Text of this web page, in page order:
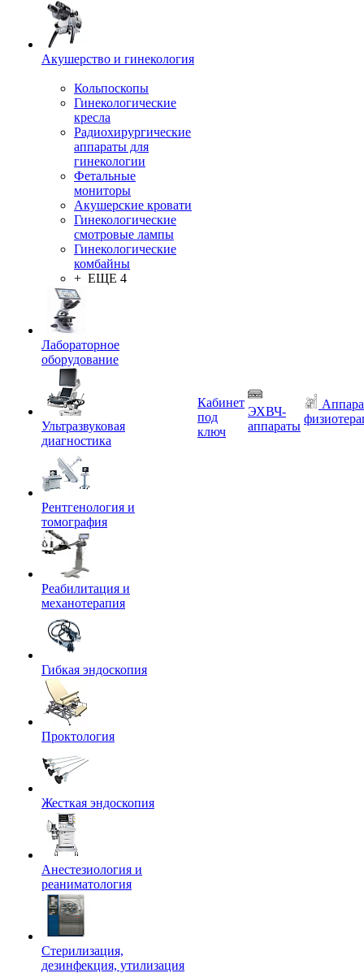
Акушерство и гинекология
Кольпоскопы
Гинекологические
кресла
Радиохирургические
аппараты для
гинекологии
Фетальные
мониторы
Акушерские кровати
Гинекологические
смотровые лампы
Гинекологические
комбайны
+ ЕЩЕ 4
Лабораторное
оборудование
Ультразвуковая
диагностика
Рентгенология и
томография
Реабилитация и
механотерапия
Гибкая эндоскопия
Проктология
Жесткая эндоскопия
Анестезиология и
реаниматология
Стерилизация,
дезинфекция, утилизация
Кабинет
под
ключ
ЭХВЧ-
аппараты